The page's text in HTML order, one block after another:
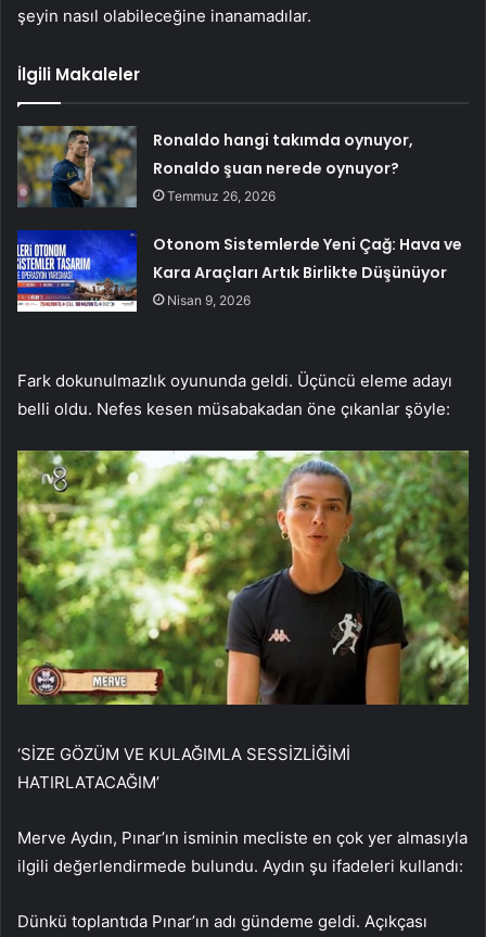
şeyin nasıl olabileceğine inanamadılar.
İlgili Makaleler
Ronaldo hangi takımda oynuyor,
Ronaldo şuan nerede oynuyor?
Temmuz 26, 2026
Otonom Sistemlerde Yeni Çağ: Hava ve
Kara Araçları Artık Birlikte Düşünüyor
Nisan 9, 2026
Fark dokunulmazlık oyununda geldi. Üçüncü eleme adayı
belli oldu. Nefes kesen müsabakadan öne çıkanlar şöyle:
‘SİZE GÖZÜM VE KULAĞIMLA SESSİZLİĞİMİ
HATIRLATACAĞIM’
Merve Aydın, Pınar’ın isminin mecliste en çok yer almasıyla
ilgili değerlendirmede bulundu. Aydın şu ifadeleri kullandı:
Dünkü toplantıda Pınar’ın adı gündeme geldi. Açıkçası